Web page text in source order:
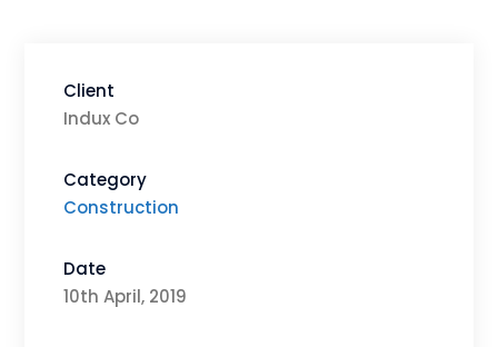
Client
Indux Co
Category
Construction
Date
10th April, 2019